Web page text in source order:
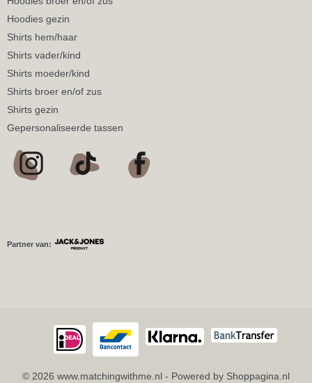
Hoodies gezin
Shirts hem/haar
Shirts vader/kind
Shirts moeder/kind
Shirts broer en/of zus
Shirts gezin
Gepersonaliseerde tassen
Partner van:
© 2026 www.matchingwithme.nl - Powered by Shoppagina.nl